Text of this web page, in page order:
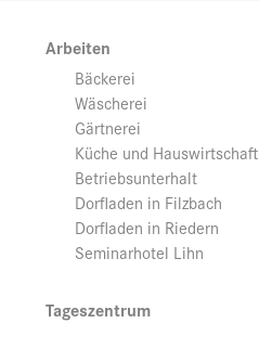
Arbeiten
Bäckerei
Wäscherei
Gärtnerei
Küche und Hauswirtschaft
Betriebsunterhalt
Dorfladen in Filzbach
Dorfladen in Riedern
Seminarhotel Lihn
Tageszentrum